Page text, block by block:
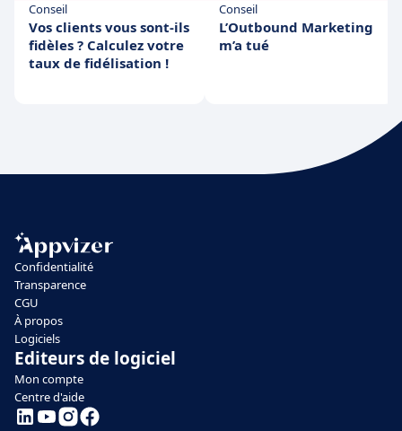
Conseil
Vos clients vous sont-ils
fidèles ? Calculez votre
taux de fidélisation !
Conseil
L’Outbound Marketing
m’a tué
Confidentialité
Transparence
CGU
À propos
Logiciels
Editeurs de logiciel
Mon compte
Centre d'aide